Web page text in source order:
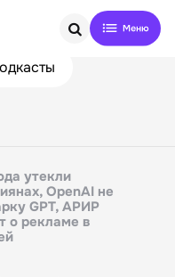
Search
утекли
OpenAI не
GPT, АРИР
о рекламе в